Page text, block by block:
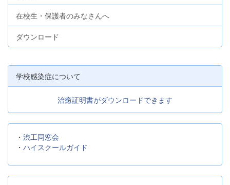
在校生・保護者のみなさんへ
ダウンロード
学校感染症について
治癒証明書がダウンロードできます
・ 渋工同窓会
・ ハイスクールガイド